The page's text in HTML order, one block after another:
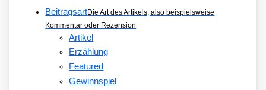
BeitragsartDie Art des Artikels, also beispielsweise
Kommentar oder Rezension
Artikel
Erzählung
Featured
Gewinnspiel